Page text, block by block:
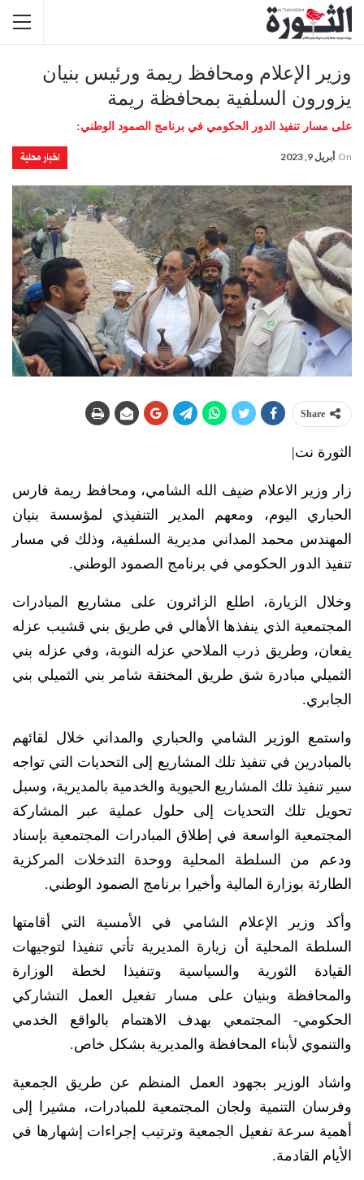
وزير الإعلام ومحافظ ريمة ورئيس بنيان
يزورون السلفية بمحافظة ريمة
على مسار تنفيذ الدور الحكومي في برنامج الصمود الوطني:
اخبار محلية On أبريل 9, 2023
Share
الثورة نت|
زار وزير الاعلام ضيف الله الشامي، ومحافظ ريمة فارس
الحباري اليوم، ومعهم المدير التنفيذي لمؤسسة بنيان
المهندس محمد المداني مديرية السلفية، وذلك في مسار
تنفيذ الدور الحكومي في برنامج الصمود الوطني.
وخلال الزيارة، اطلع الزائرون على مشاريع المبادرات
المجتمعية الذي ينفذها الأهالي في طريق بني قشيب عزله
يفعان، وطريق ذرب الملاحي عزله النوبة، وفي عزله بني
الثميلي مبادرة شق طريق المخنقة شامر بني الثميلي بني
الجابري.
واستمع الوزير الشامي والحباري والمداني خلال لقائهم
بالمبادرين في تنفيذ تلك المشاريع إلى التحديات التي تواجه
سير تنفيذ تلك المشاريع الحيوية والخدمية بالمديرية، وسبل
تحويل تلك التحديات إلى حلول عملية عبر المشاركة
المجتمعية الواسعة في إطلاق المبادرات المجتمعية بإسناد
ودعم من السلطة المحلية ووحدة التدخلات المركزية
الطارئة بوزارة المالية وأخيرا برنامج الصمود الوطني.
وأكد وزير الإعلام الشامي في الأمسية التي أقامتها
السلطة المحلية أن زيارة المديرية تأتي تنفيذا لتوجيهات
القيادة الثورية والسياسية وتنفيذا لخطة الوزارة
والمحافظة وبنيان على مسار تفعيل العمل التشاركي
الحكومي- المجتمعي بهدف الاهتمام بالواقع الخدمي
والتنموي لأبناء المحافظة والمديرية بشكل خاص.
واشاد الوزير بجهود العمل المنظم عن طريق الجمعية
وفرسان التنمية ولجان المجتمعية للمبادرات، مشيرا إلى
أهمية سرعة تفعيل الجمعية وترتيب إجراءات إشهارها في
الأيام القادمة.